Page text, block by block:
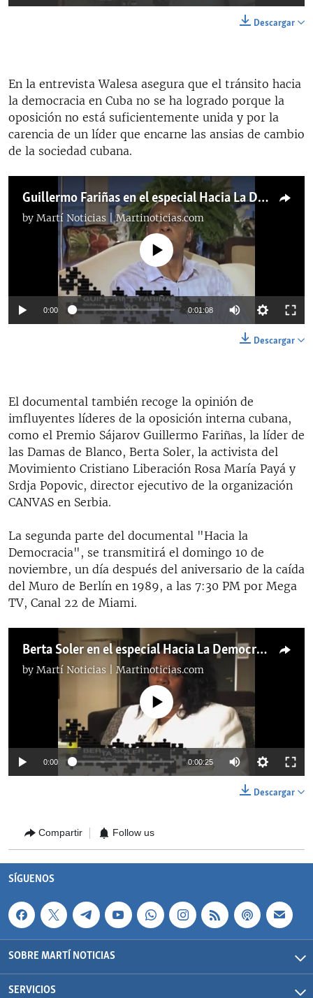
Descargar
En la entrevista Walesa asegura que el tránsito hacia
la democracia en Cuba no se ha logrado porque la
oposición no está suficientemente unida y por la
carencia de un líder que encarne las ansias de cambio
de la sociedad cubana.
Guillermo Fariñas en el especial Hacia La Democracia Parte 2
by Martí Noticias | Martinoticias.com
No media source currently available
0:00 0:01:08
Descargar
El documental también recoge la opinión de
imfluyentes líderes de la oposición interna cubana,
como el Premio Sájarov Guillermo Fariñas, la líder de
las Damas de Blanco, Berta Soler, la activista del
Movimiento Cristiano Liberación Rosa María Payá y
Srdja Popovic, director ejecutivo de la organización
CANVAS en Serbia.
La segunda parte del documental "Hacia la
Democracia", se transmitirá el domingo 10 de
noviembre, un día después del aniversario de la caída
del Muro de Berlín en 1989, a las 7:30 PM por Mega
TV, Canal 22 de Miami.
Berta Soler en el especial Hacia La Democracia Parte 2
by Martí Noticias | Martinoticias.com
No media source currently available
0:00 0:00:25
Descargar
Compartir Follow us
SÍGUENOS
SOBRE MARTÍ NOTICIAS
SERVICIOS